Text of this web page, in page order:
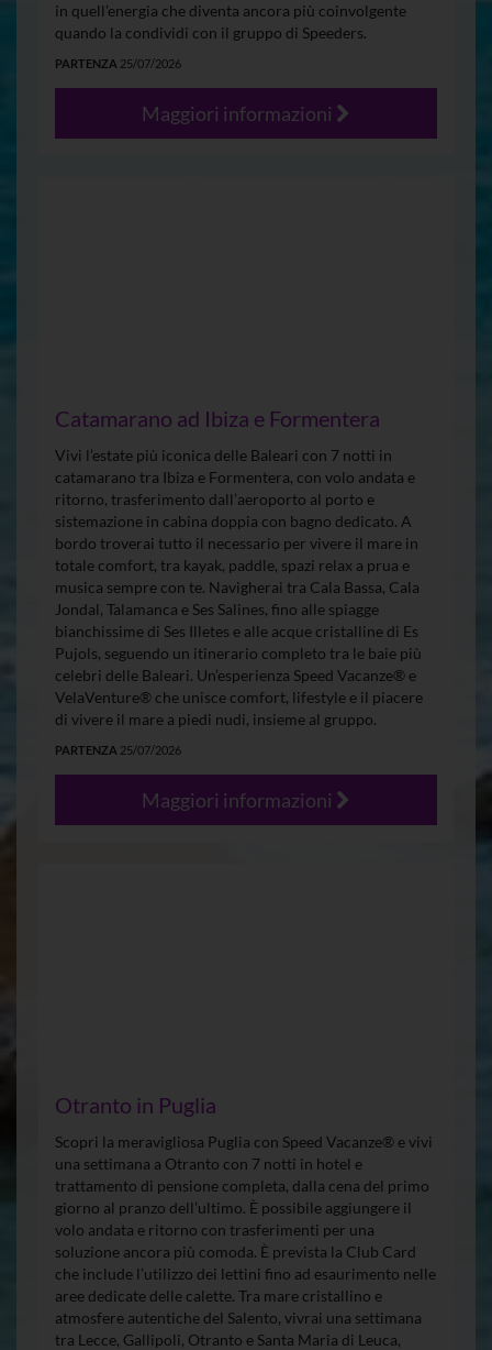
in quell’energia che diventa ancora più coinvolgente
quando la condividi con il gruppo di Speeders.
PARTENZA 25/07/2026
Maggiori informazioni
Catamarano ad Ibiza e Formentera
Vivi l’estate più iconica delle Baleari con 7 notti in
catamarano tra Ibiza e Formentera, con volo andata e
ritorno, trasferimento dall’aeroporto al porto e
sistemazione in cabina doppia con bagno dedicato. A
bordo troverai tutto il necessario per vivere il mare in
totale comfort, tra kayak, paddle, spazi relax a prua e
musica sempre con te. Navigherai tra Cala Bassa, Cala
Jondal, Talamanca e Ses Salines, fino alle spiagge
bianchissime di Ses Illetes e alle acque cristalline di Es
Pujols, seguendo un itinerario completo tra le baie più
celebri delle Baleari. Un’esperienza Speed Vacanze® e
VelaVenture® che unisce comfort, lifestyle e il piacere
di vivere il mare a piedi nudi, insieme al gruppo.
PARTENZA 25/07/2026
Maggiori informazioni
Otranto in Puglia
Scopri la meravigliosa Puglia con Speed Vacanze® e vivi
una settimana a Otranto con 7 notti in hotel e
trattamento di pensione completa, dalla cena del primo
giorno al pranzo dell’ultimo. È possibile aggiungere il
volo andata e ritorno con trasferimenti per una
soluzione ancora più comoda. È prevista la Club Card
che include l’utilizzo dei lettini fino ad esaurimento nelle
aree dedicate delle calette. Tra mare cristallino e
atmosfere autentiche del Salento, vivrai una settimana
tra Lecce, Gallipoli, Otranto e Santa Maria di Leuca,